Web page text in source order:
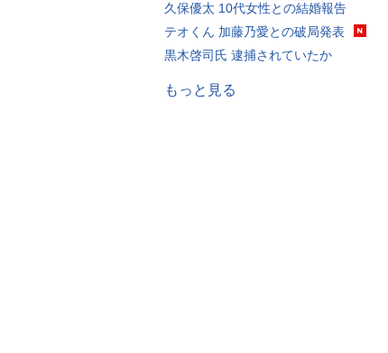
久保優太 10代女性との結婚報告
テオくん 加藤乃愛との破局発表
黒木啓司氏 逮捕されていたか
もっと見る